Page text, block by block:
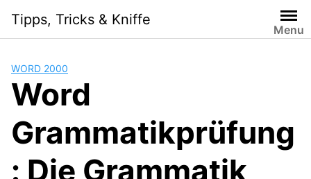
content
Tipps, Tricks & Kniffe
Menu
WORD 2000
Word
Grammatikprüfung
: Die Grammatik